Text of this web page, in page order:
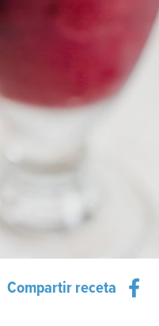
Compartir receta